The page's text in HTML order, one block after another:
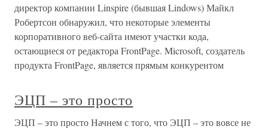
директор компании Linspire (бывшая Lindows) Майкл
Робертсон обнаружил, что некоторые элементы
корпоративного веб-сайта имеют участки кода,
остающиеся от редактора FrontPage. Microsoft, создатель
продукта FrontPage, является прямым конкурентом
ЭЦП – это просто
ЭЦП – это просто Начнем с того, что ЭЦП – это вовсе не